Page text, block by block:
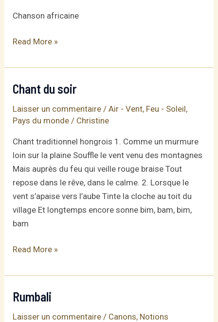
Chanson africaine
Olélé
makasi
Read More »
Chant du soir
Laisser un commentaire /Air - Vent, Feu - Soleil,
Pays du monde / Christine
Chant traditionnel hongrois 1. Comme un murmure
loin sur la plaine Souffle le vent venu des montagnes
Mais auprès du feu qui veille rouge braise Tout
repose dans le rêve, dans le calme. 2. Lorsque le
vent s’apaise vers l’aube Tinte la cloche au toit du
village Et longtemps encore sonne bim, bam, bim,
bam
Chant
soir
Read More »
Rumbali
Laisser un commentaire / Canons, Notions